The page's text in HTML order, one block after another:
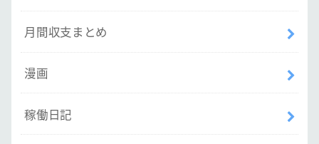
月間収支まとめ
漫画
稼働日記